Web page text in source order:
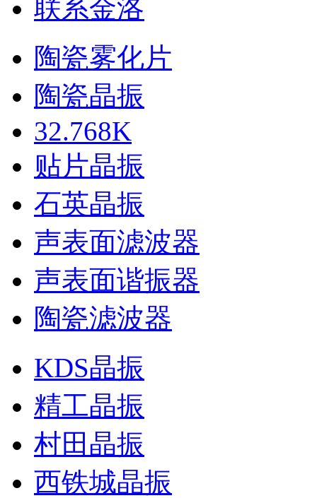
联系金洛
陶瓷雾化片
陶瓷晶振
32.768K
贴片晶振
石英晶振
声表面滤波器
声表面谐振器
陶瓷滤波器
KDS晶振
精工晶振
村田晶振
西铁城晶振